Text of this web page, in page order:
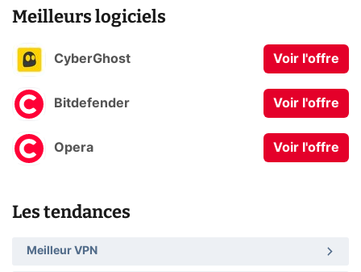
Meilleurs logiciels
CyberGhost Voir l'offre
Bitdefender Voir l'offre
Opera Voir l'offre
Les tendances
Meilleur VPN